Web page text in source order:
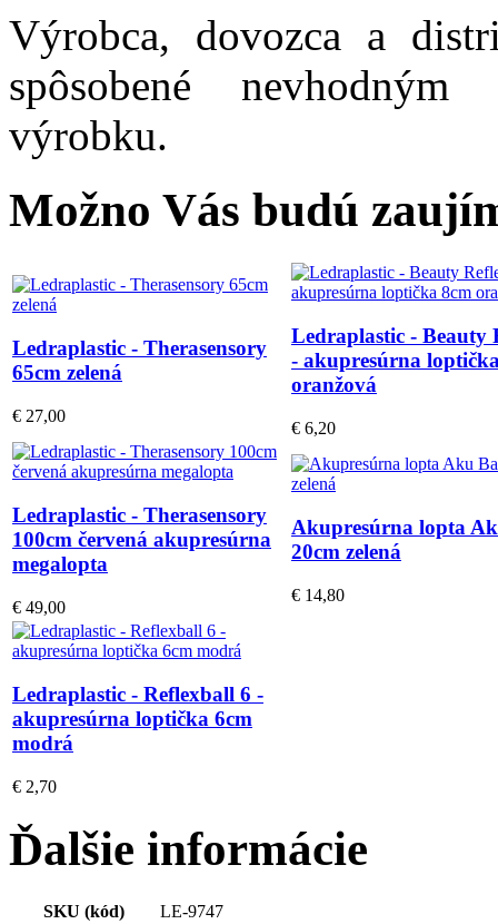
Výrobca, dovozca a
spôsobené
výrobku.
Možno Vás budú
Ledraplastic - Therasensory
65cm zelená
€ 27,00
Ledraplastic - Beauty
- akupresúrna
oranžová
€ 6,20
Ledraplastic - Therasensory
100cm červená akupresúrna
megalopta
€ 49,00
Akupresúrna lopta
20cm zelená
€ 14,80
Ledraplastic - Reflexball 6 -
akupresúrna loptička 6cm
modrá
€ 2,70
Ďalšie informácie
SKU (kód)
LE-9747